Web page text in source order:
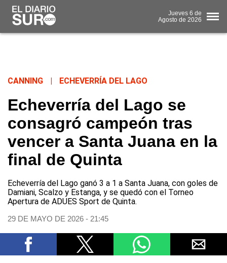
Jueves 6 de
Agosto de 2026
CANNING ECHEVERRÍA DEL LAGO
Echeverría del Lago se
consagró campeón tras
vencer a Santa Juana en la
final de Quinta
Echeverría del Lago ganó 3 a 1 a Santa Juana, con goles de
Damiani, Scalzo y Estanga, y se quedó con el Torneo
Apertura de ADUES Sport de Quinta.
29 DE MAYO DE 2026 - 21:45